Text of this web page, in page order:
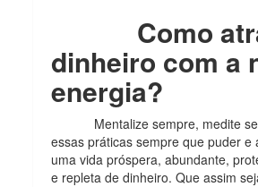
Como
dinheiro com a
energia?
Mentalize sempre, medite
essas práticas sempre que puder e
uma vida próspera, abundante,
e repleta de dinheiro. Que assim